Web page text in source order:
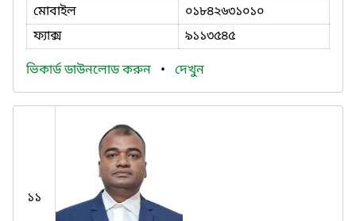
মোবাইল
০১৮৪২৬৩১০১০
ফ্যাক্স
৯১১৩৫৪৫
ভিকার্ড ডাউনলোড করুন • দেখুন
১১